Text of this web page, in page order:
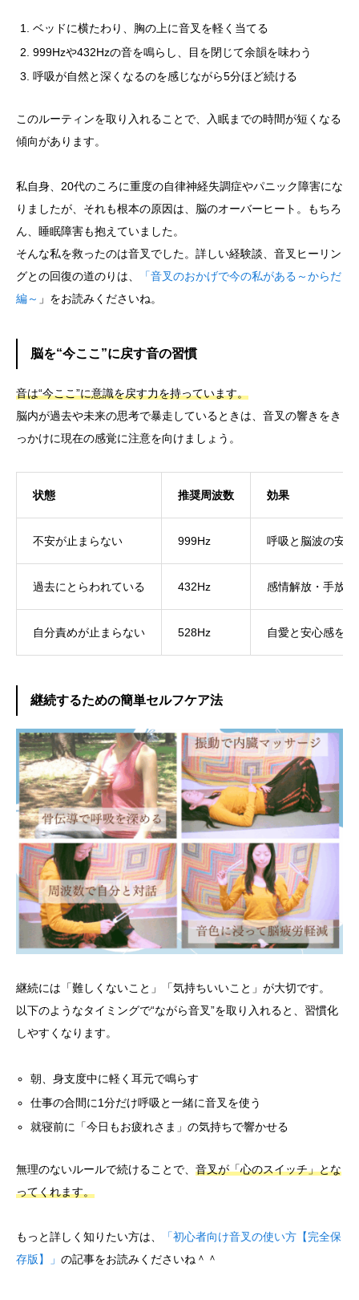
ベッドに横たわり、胸の上に音叉を軽く当てる
999Hzや432Hzの音を鳴らし、目を閉じて余韻を味わう
呼吸が自然と深くなるのを感じながら5分ほど続ける
このルーティンを取り入れることで、入眠までの時間が短くなる
傾向があります。
私自身、20代のころに重度の自律神経失調症やパニック障害にな
りましたが、それも根本の原因は、脳のオーバーヒート。もちろ
ん、睡眠障害も抱えていました。
そんな私を救ったのは音叉でした。詳しい経験談、音叉ヒーリン
グとの回復の道のりは、
「音叉のおかげで今の私がある～からだ
編～ 」をお読みくださいね。
脳を“今ここ”に戻す音の習慣
音は“今ここ”に意識を戻す力を持っています。
脳内が過去や未来の思考で暴走しているときは、音叉の響きをき
っかけに現在の感覚に注意を向けましょう。
状態 推奨周波数 効果
不安が止まらない 999Hz 呼吸と脳波の安定
過去にとらわれている 432Hz 感情解放・手放し
自分責めが止まらない 528Hz 自愛と安心感を育
継続するための簡単セルフケア法
継続には「難しくないこと」「気持ちいいこと」が大切です。
以下のようなタイミングで“ながら音叉”を取り入れると、習慣化
しやすくなります。
朝、身支度中に軽く耳元で鳴らす
仕事の合間に1分だけ呼吸と一緒に音叉を使う
就寝前に「今日もお疲れさま」の気持ちで響かせる
無理のないルールで続けることで、 音叉が「心のスイッチ」とな
ってくれます。
もっと詳しく知りたい方は、
「初心者向け音叉の使い方【完全保
存版】」 の記事をお読みくださいね＾＾